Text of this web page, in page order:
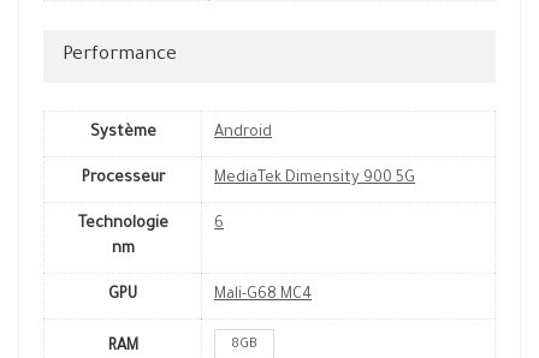
Performance
Système Android
Processeur MediaTek Dimensity 900 5G
Technologie
nm
6
GPU Mali-G68 MC4
RAM 8GB